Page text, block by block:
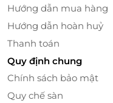
văn phòng, ghế
tiện ích cá nhân,
Hướng dẫn mua hàng
Hướng dẫn hoàn huỷ
Thanh toán
Quy định chung
Chính sách bảo mật
Quy chế sàn